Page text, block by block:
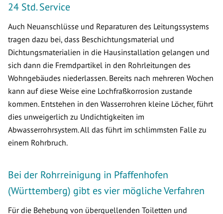
24 Std. Service
Auch Neuanschlüsse und Reparaturen des Leitungssystems
tragen dazu bei, dass Beschichtungsmaterial und
Dichtungsmaterialien in die Hausinstallation gelangen und
sich dann die Fremdpartikel in den Rohrleitungen des
Wohngebäudes niederlassen. Bereits nach mehreren Wochen
kann auf diese Weise eine Lochfraßkorrosion zustande
kommen. Entstehen in den Wasserrohren kleine Löcher, führt
dies unweigerlich zu Undichtigkeiten im
Abwasserrohrsystem. All das führt im schlimmsten Falle zu
einem Rohrbruch.
Bei der Rohrreinigung in Pfaffenhofen
(Württemberg) gibt es vier mögliche Verfahren
Für die Behebung von überquellenden Toiletten und